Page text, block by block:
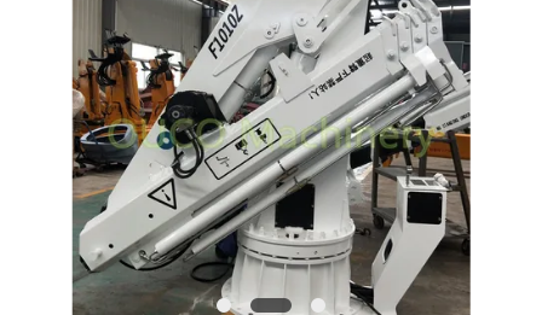
SITEMAP
ΠΟΛΙΤΙΚΉ
ΑΠΟΡΡΉΤΟΥ